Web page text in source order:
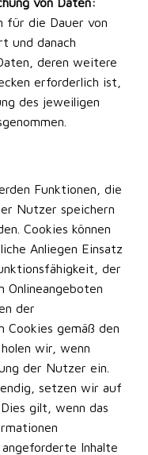
für die Dauer von
und danach
deren weitere
erforderlich ist,
des jeweiligen
Funktionen, die
Nutzer speichern
Cookies können
Anliegen Einsatz
der
Onlineangeboten
der
Cookies gemäß den
wir, wenn
der Nutzer ein.
setzen wir auf
gilt, wenn das
Inhalte